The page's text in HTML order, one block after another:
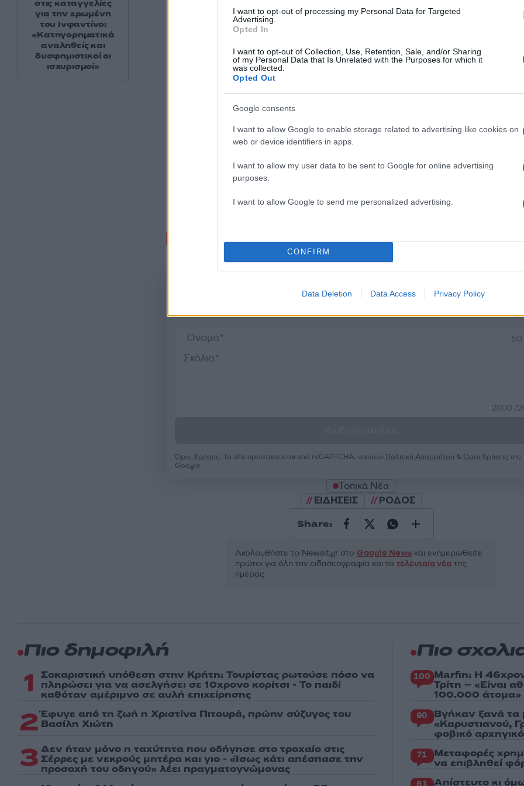
I want to opt-out of processing my Personal Data for Targeted
Advertising.
Opted In
I want to opt-out of Collection, Use, Retention, Sale, and/or Sharing
of my Personal Data that Is Unrelated with the Purposes for which it
was collected.
Opted Out
Google consents
I want to allow Google to enable storage related to advertising like cookies on
web or device identifiers in apps.
I want to allow my user data to be sent to Google for online advertising
purposes.
I want to allow Google to send me personalized advertising.
CONFIRM
Data Deletion Data Access Privacy Policy
rodiaki.gr
Σχόλια
Σχολίασε εδώ
2000 /
Όροι Χρήσης. Το site προστατεύεται από reCAPTCHA, ισχύουν Πολιτική Απορρήτου &Όροι Χρήσης της
Google.
Τοπικά Νέα
ΕΙΔΗΣΕΙΣ
ΡΟΔΟΣ
Share:
Ακολουθήστε το Νewsit.gr στο Google Newsκαι ενημερωθείτε
πρώτοι για όλη την ειδησεογραφία και τα τελευταία νέατης
ημέρας
στις καταγγελίες
για την ερωμένη
του Ινφαντίνο:
«Κατηγορηματικά
αναληθείς και
δυσφημιστικοί οι
ισχυρισμοί»
Πιο δημοφιλή
1 Σοκαριστική υπόθεση στην Κρήτη: Τουρίστας ρωτούσε πόσο να
πληρώσει για να ασελγήσει σε 10χρονο κορίτσι - Το παιδί
καθόταν αμέριμνο σε αυλή επιχείρησης
2 Έφυγε από τη ζωή η Χριστίνα Πιτουρά, πρώην σύζυγος του
Βασίλη Χιώτη
3 Δεν ήταν μόνο η ταχύτητα που οδήγησε στο τροχαίο στις
Σέρρες με νεκρούς μητέρα και γιο - «Ίσως κάτι απέσπασε την
προσοχή του οδηγού» λέει πραγματογνώμονας
Πιο
100 Marfin: Η
Τρίτη – «Είναι
100.000 άτομα»
90 Βγήκαν ξανά τα
«Καρυστιανού,
φοβικό
71 Μεταφορές
να επιβληθεί
Απίστευτο κι